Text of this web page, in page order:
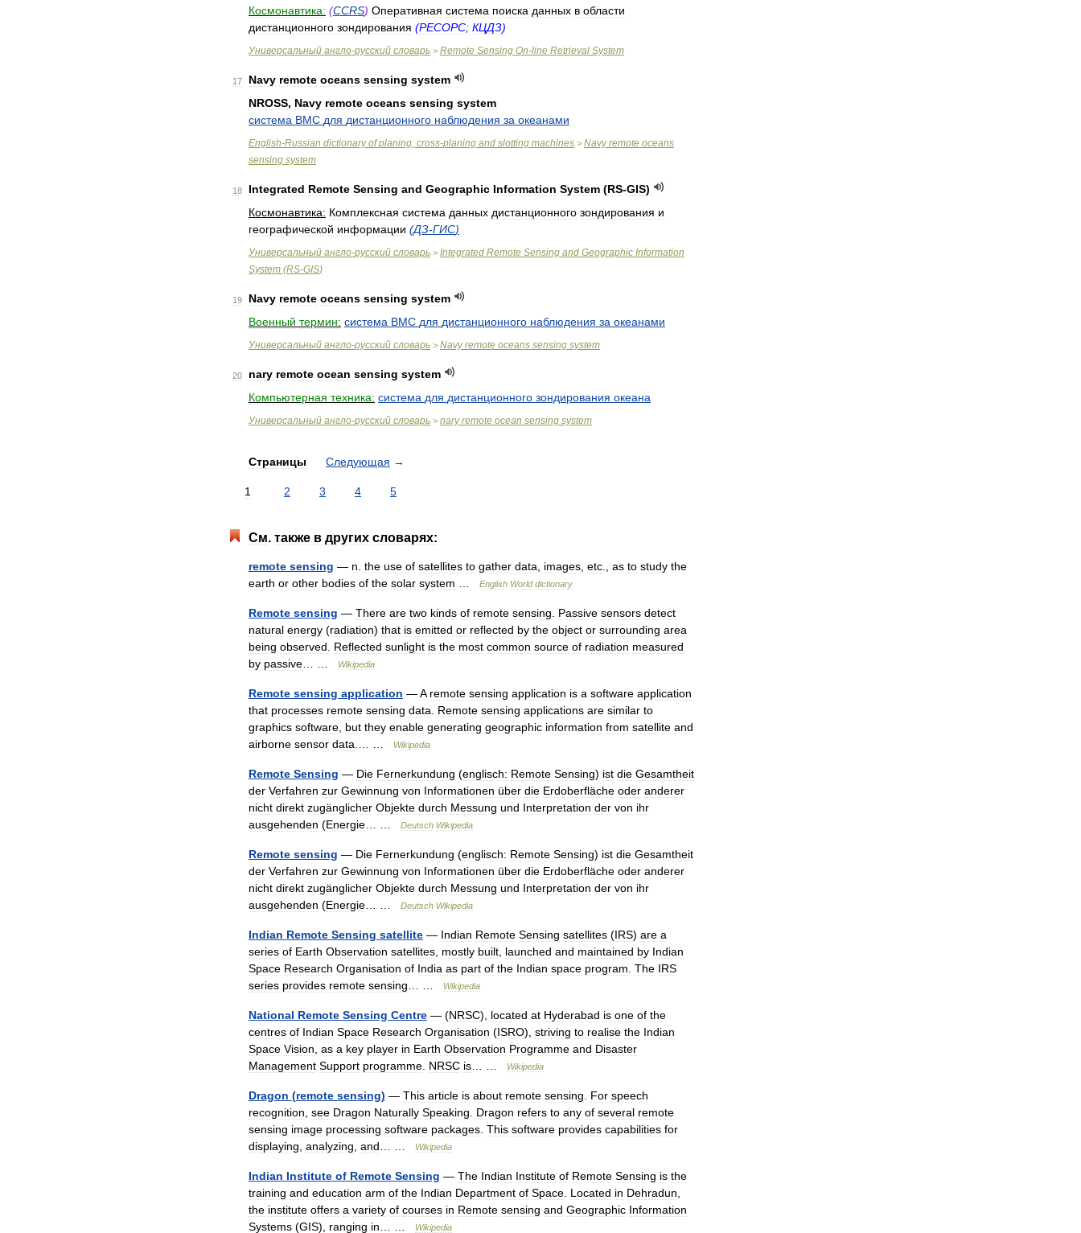
Космонавтика: (CCRS) Оперативная система поиска данных в области
дистанционного зондирования (РЕСОРС; КЦДЗ)
Универсальный англо-русский словарь > Remote Sensing On-line Retrieval System
17 Navy remote oceans sensing system
NROSS, Navy remote oceans sensing system
система ВМС для дистанционного наблюдения за океанами
English-Russian dictionary of planing, cross-planing and slotting machines > Navy remote oceans
sensing system
18 Integrated Remote Sensing and Geographic Information System (RS-GIS)
Космонавтика: Комплексная система данных дистанционного зондирования и
географической информации (ДЗ-ГИС)
Универсальный англо-русский словарь > Integrated Remote Sensing and Geographic Information
System (RS-GIS)
19 Navy remote oceans sensing system
Военный термин: система ВМС для дистанционного наблюдения за океанами
Универсальный англо-русский словарь > Navy remote oceans sensing system
20 nary remote ocean sensing system
Компьютерная техника: система для дистанционного зондирования океана
Универсальный англо-русский словарь > nary remote ocean sensing system
Страницы Следующая →
1 2 3 4 5
См. также в других словарях:
remote sensing — n the use of satellites to gather data images etc as to study the
earth or other bodies of the solar system English World dictionary
Remote sensing — There are two kinds of remote sensing Passive sensors detect
natural energy (radiation) that is emitted or reflected by the object or surrounding area
being observed Reflected sunlight is the most common source of radiation measured
by passive Wikipedia
Remote sensing application —A remote sensing application is a software application
that processes remote sensing data Remote sensing applications are similar to
graphics software but they enable generating geographic information from satellite and
airborne sensor data Wikipedia
Remote Sensing — Die Fernerkundung (englisch: Remote Sensing) ist die Gesamtheit
der Verfahren zur Gewinnung von Informationen über die Erdoberfläche oder anderer
nicht direkt zugänglicher Objekte durch Messung und Interpretation der von ihr
ausgehenden (Energie Deutsch Wikipedia
Remote sensing — Die Fernerkundung (englisch: Remote Sensing) ist die Gesamtheit
der Verfahren zur Gewinnung von Informationen über die Erdoberfläche oder anderer
nicht direkt zugänglicher Objekte durch Messung und Interpretation der von ihr
ausgehenden (Energie Deutsch Wikipedia
Indian Remote Sensing satellite — Indian Remote Sensing satellites (IRS) are a
series of Earth Observation satellites mostly built launched and maintained by Indian
Space Research Organisation of India as part of the Indian space program The IRS
series provides remote sensing Wikipedia
National Remote Sensing Centre — (NRSC), located at Hyderabad is one of the
centres of Indian Space Research Organisation (ISRO), striving to realise the Indian
Space Vision as a key player in Earth Observation Programme and Disaster
Management Support programme NRSC is Wikipedia
Dragon (remote sensing) — This article is about remote sensing For speech
recognition see Dragon Naturally Speaking Dragon refers to any of several remote
sensing image processing software packages This software provides capabilities for
displaying analyzing and Wikipedia
Indian Institute of Remote Sensing — The Indian Institute of Remote Sensing is the
training and education arm of the Indian Department of Space Located in Dehradun
the institute offers a variety of courses in Remote sensing and Geographic Information
Systems (GIS), ranging in Wikipedia